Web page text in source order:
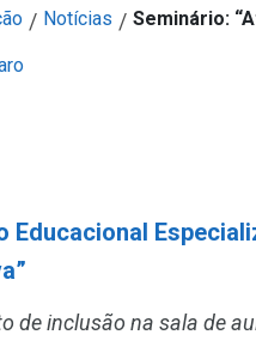
/ Notícias / Seminário:
Educacional
de inclusão na sala de